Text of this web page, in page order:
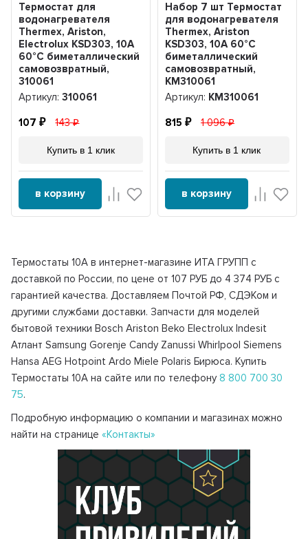
Термостат для
водонагревателя
Thermex, Ariston,
Electrolux KSD303, 10A
60°С биметаллический
самовозвратный,
310061
Артикул:310061
107 143
Купить в 1 клик
в корзину
Набор 7 шт Термостат
для водонагревателя
Thermex, Ariston
KSD303, 10A 60°С
биметаллический
самовозвратный,
KM310061
Артикул: KM310061
815 1 096
Купить в 1 клик
в корзину
Термостаты 10A в интернет-магазине ИТА ГРУПП с
доставкой по России, по цене от 107 РУБ до 4 374 РУБ с
гарантией качества. Доставляем Почтой РФ, СДЭКом и
другими службами доставки. Запчасти для моделей
бытовой техники Bosch Ariston Beko Electrolux Indesit
Атлант Samsung Gorenje Candy Zanussi Whirlpool Siemens
Hansa AEG Hotpoint Ardo Miele Polaris Бирюса. Купить
Термостаты 10A на сайте или по телефону8 800 700 30
75.
Подробную информацию о компании и магазинах можно
найти на странице«Контакты»